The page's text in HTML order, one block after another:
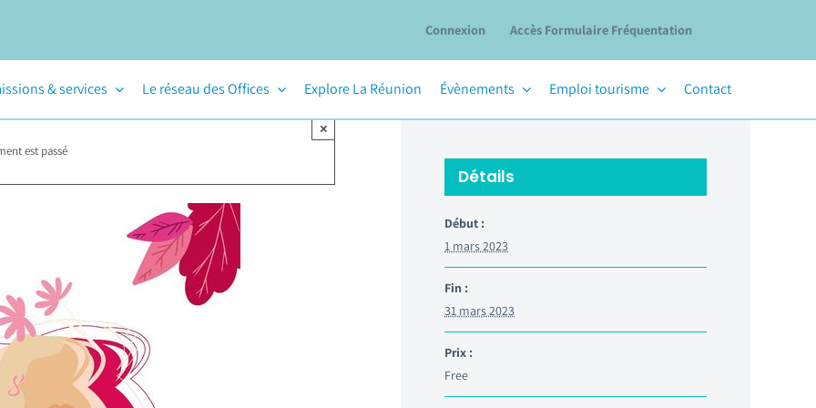
Connexion Accès Formulaire Fréquentation
& services Le réseau des Offices Explore La Réunion Évènements Emploi tourisme Contact
est passé
×
Détails
Début :
1 mars 2023
Fin :
31 mars 2023
Prix :
Free